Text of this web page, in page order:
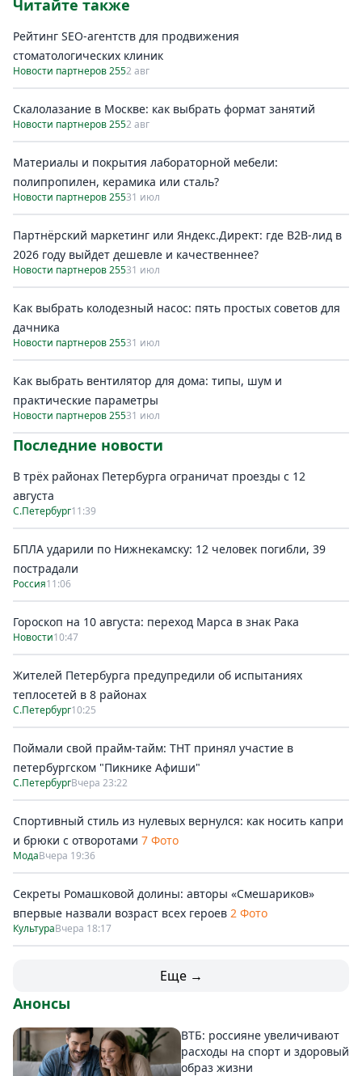
Читайте также
Рейтинг SEO-агентств для продвижения
стоматологических клиник
Новости партнеров 2552 авг
Скалолазание в Москве: как выбрать формат занятий
Новости партнеров 2552 авг
Материалы и покрытия лабораторной мебели:
полипропилен, керамика или сталь?
Новости партнеров 25531 июл
Партнёрский маркетинг или Яндекс.Директ: где B2B-лид в
2026 году выйдет дешевле и качественнее?
Новости партнеров 25531 июл
Как выбрать колодезный насос: пять простых советов для
дачника
Новости партнеров 25531 июл
Как выбрать вентилятор для дома: типы, шум и
практические параметры
Новости партнеров 25531 июл
Последние новости
В трёх районах Петербурга ограничат проезды с 12
августа
С.Петербург11:39
БПЛА ударили по Нижнекамску: 12 человек погибли, 39
пострадали
Россия11:06
Гороскоп на 10 августа: переход Марса в знак Рака
Новости10:47
Жителей Петербурга предупредили об испытаниях
теплосетей в 8 районах
С.Петербург10:25
Поймали свой прайм-тайм: ТНТ принял участие в
петербургском "Пикнике Афиши"
С.ПетербургВчера 23:22
Спортивный стиль из нулевых вернулся: как носить капри
и брюки с отворотами 7 Фото
МодаВчера 19:36
Секреты Ромашковой долины: авторы «Смешариков»
впервые назвали возраст всех героев 2 Фото
КультураВчера 18:17
Еще →
Анонсы
ВТБ: россияне увеличивают
расходы на спорт и здоровый
образ жизни